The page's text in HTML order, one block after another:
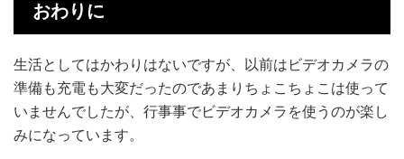
おわりに
生活としてはかわりはないですが、以前はビデオカメラの
準備も充電も大変だったのであまりちょこちょこは使って
いませんでしたが、行事事でビデオカメラを使うのが楽し
みになっています。